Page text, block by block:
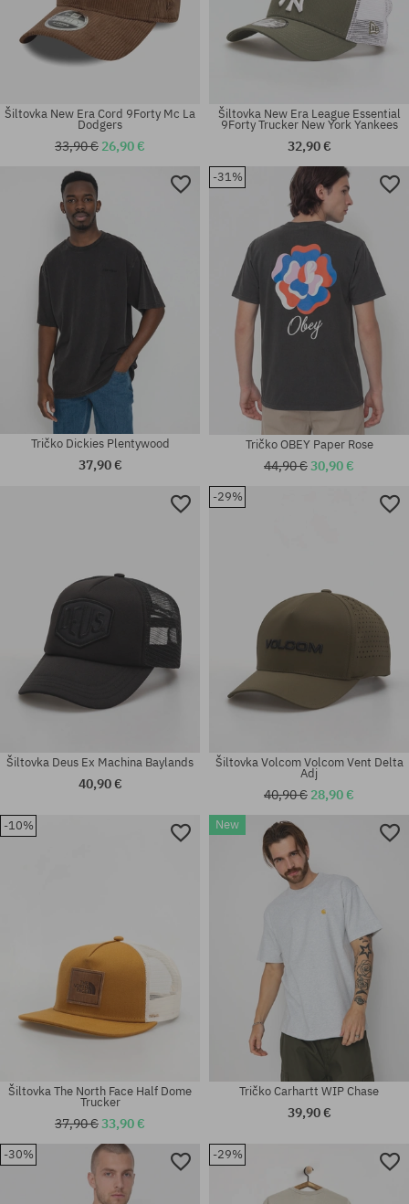
univerzálna veľkosť
Dostupné veľkosti:
Šiltovka New Era Cord 9Forty Mc La
Dodgers
33,90 € 26,90 €
Šiltovka New Era League Essential
9Forty Trucker New York Yankees
32,90 €
Tričko Dickies Plentywood
37,90 €
-31%
Dostupné veľkosti:
Tričko OBEY Paper Rose
44,90 €30,90 €
univerzálna veľkosť
Šiltovka Deus Ex Machina Baylands
40,90 €
-29%
univerzálna veľkosť
Šiltovka Volcom Volcom Vent Delta
Adj
40,90 € 28,90 €
-10%
Šiltovka The North Face Half Dome
Trucker
37,90 €33,90 €
New
Tričko Carhartt WIP Chase
39,90 €
-30% -29%